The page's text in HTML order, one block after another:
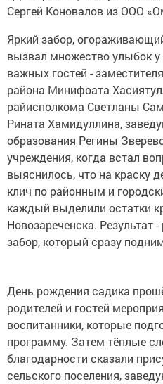
Сергей Коновалов из ООО
Яркий забор,
вызвал множество улыбок
важных гостей -
района Минифоата
райисполкома Светланы
Рината Хамидуллина,
образования Регины
учреждения, когда встал
выяснилось, что на краску
клич по районным и
каждый выделили остатки
Новозареченска. Результат
забор, который сразу
День рождения садика
родителей и гостей
воспитанники, которые
программу. Затем тёплые
благодарности сказали
сельского поселения,